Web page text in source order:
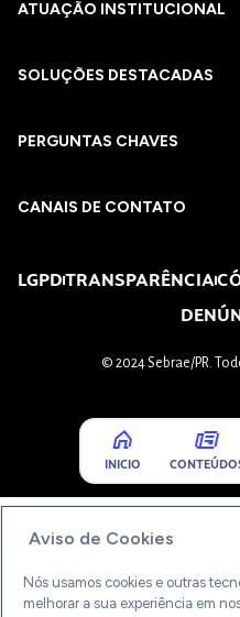
ATUAÇÃO INSTITUCIONAL
SOLUÇÕES DESTACADAS
PERGUNTAS CHAVES​
CANAIS DE CONTATO
LGPDTRANSPARÊNCIA
© 2024 Sebrae/PR.
INICIO
Aviso de Cookies
Nós usamos cookies e outras
melhorar a sua experiência em